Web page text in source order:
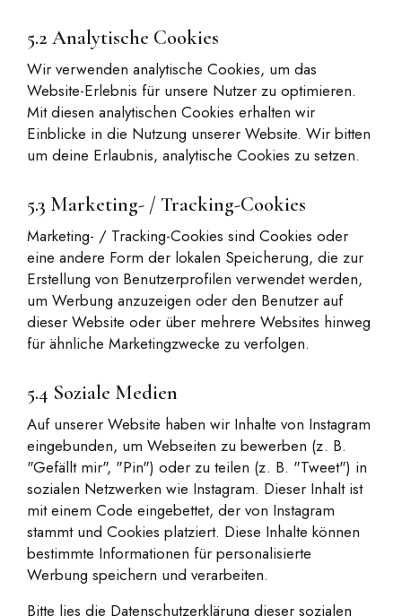
5.2 Analytische Cookies
Wir verwenden analytische Cookies, um das
Website-Erlebnis für unsere Nutzer zu optimieren.
Mit diesen analytischen Cookies erhalten wir
Einblicke in die Nutzung unserer Website. Wir bitten
um deine Erlaubnis, analytische Cookies zu setzen.
5.3 Marketing- / Tracking-Cookies
Marketing- / Tracking-Cookies sind Cookies oder
eine andere Form der lokalen Speicherung, die zur
Erstellung von Benutzerprofilen verwendet werden,
um Werbung anzuzeigen oder den Benutzer auf
dieser Website oder über mehrere Websites hinweg
für ähnliche Marketingzwecke zu verfolgen.
5.4 Soziale Medien
Auf unserer Website haben wir Inhalte von Instagram
eingebunden, um Webseiten zu bewerben (z. B.
"Gefällt mir", "Pin") oder zu teilen (z. B. "Tweet") in
sozialen Netzwerken wie Instagram. Dieser Inhalt ist
mit einem Code eingebettet, der von Instagram
stammt und Cookies platziert. Diese Inhalte können
bestimmte Informationen für personalisierte
Werbung speichern und verarbeiten.
Bitte lies die Datenschutzerklärung dieser sozialen